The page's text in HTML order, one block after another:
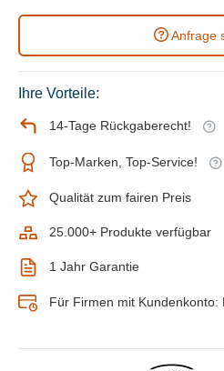
Anfrage
Ihre Vorteile:
14-Tage Rückgaberecht!
Top-Marken, Top-Service!
Qualität zum fairen Preis
25.000+ Produkte verfügbar
1 Jahr Garantie
Für Firmen mit Kundenkonto: